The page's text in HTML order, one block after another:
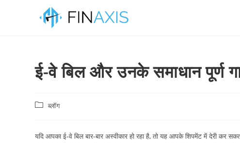
ई-वे बिल और उनके समाधान पूर्ण
ब्लॉग
यदि आपका ई-वे बिल बार-बार अस्वीकार हो रहा है, तो यह आपके शिपमेंट में देरी कर